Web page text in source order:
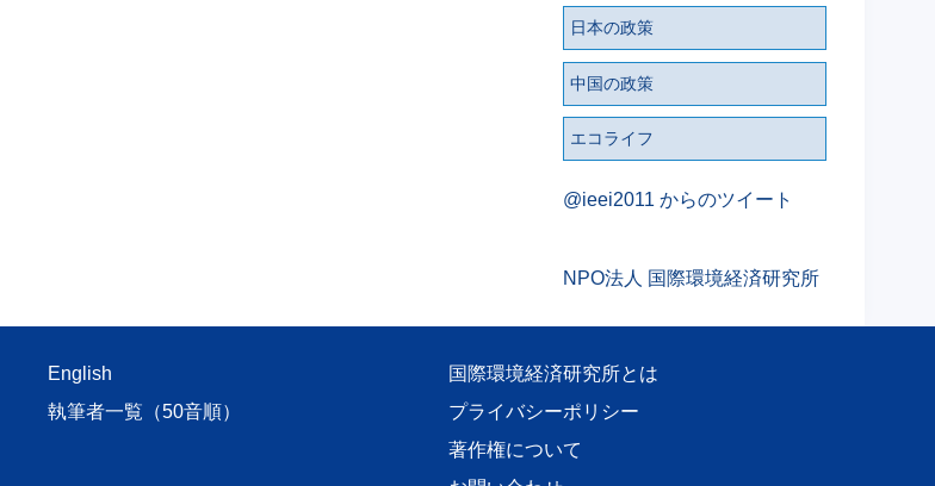
日本の政策
中国の政策
エコライフ
@ieei2011 からのツイート
NPO法人 国際環境経済研究所
English
執筆者一覧（50音順）
国際環境経済研究所とは
プライバシーポリシー
著作権について